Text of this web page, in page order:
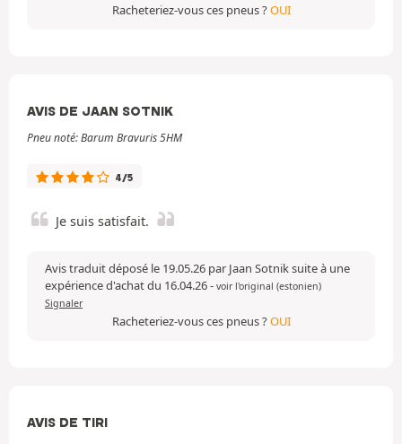
Racheteriez-vous ces pneus ?OUI
AVIS DE JAAN SOTNIK
Pneu noté: Barum Bravuris 5HM
4/5
Je suis satisfait.
Avis traduit déposé le 19.05.26 par Jaan Sotnik suite à une
expérience d'achat du 16.04.26- voir l'original (estonien)
Signaler
Racheteriez-vous ces pneus ?OUI
AVIS DE TIRI